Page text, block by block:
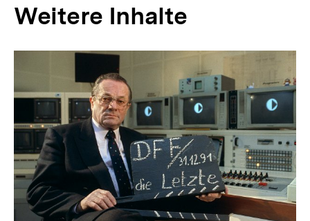
Weitere Inhalte